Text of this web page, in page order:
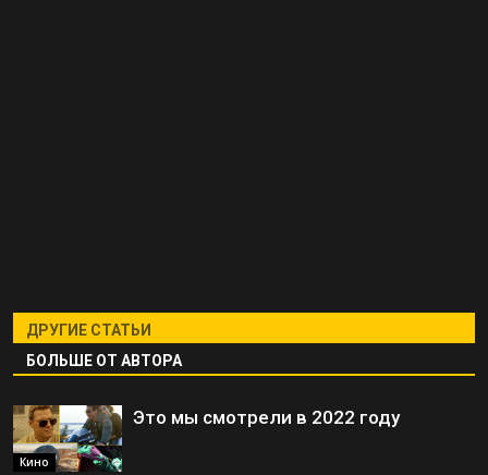
ДРУГИЕ СТАТЬИ
БОЛЬШЕ ОТ АВТОРА
Кино
Это мы смотрели в 2022 году